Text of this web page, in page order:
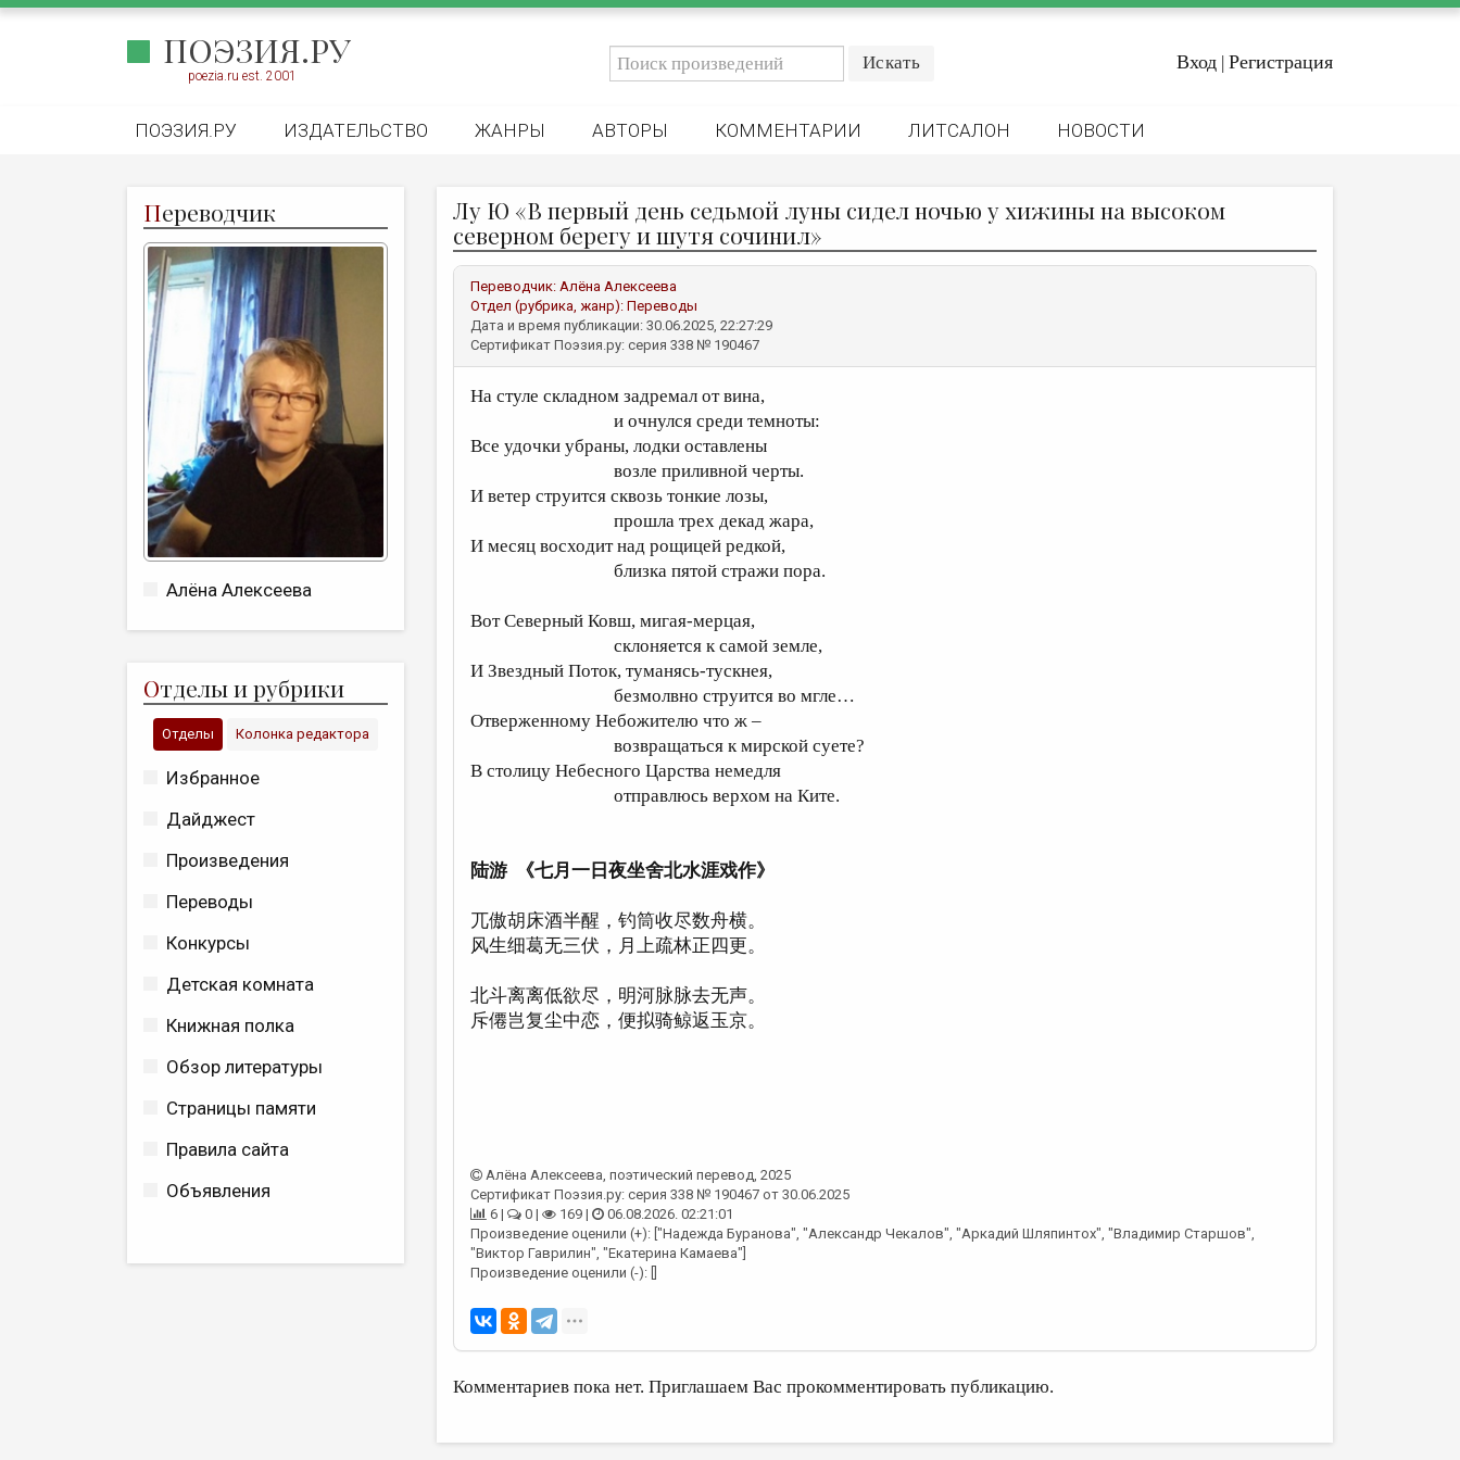
ПОЭЗИЯ.РУ
poezia.ru est. 2001
Вход | Регистрация
ПОЭЗИЯ.РУ ИЗДАТЕЛЬСТВО ЖАНРЫ АВТОРЫ КОММЕНТАРИИ ЛИТСАЛОН НОВОСТИ
Переводчик
Алёна Алексеева
Отделы и рубрики
Отделы Колонка редактора
Избранное
Дайджест
Произведения
Переводы
Конкурсы
Детская комната
Книжная полка
Обзор литературы
Страницы памяти
Правила сайта
Объявления
Лу Ю «В первый день седьмой луны сидел ночью у хижины на высоком
северном берегу и шутя сочинил»
Переводчик: Алёна Алексеева
Отдел (рубрика, жанр): Переводы
Дата и время публикации: 30.06.2025, 22:27:29
Сертификат Поэзия.ру: серия 338 № 190467
На стуле складном задремал от вина,
и очнулся среди темноты:
Все удочки убраны, лодки оставлены
возле приливной черты.
И ветер струится сквозь тонкие лозы,
прошла трех декад жара,
И месяц восходит над рощицей редкой,
близка пятой стражи пора.
Вот Северный Ковш, мигая-мерцая,
склоняется к самой земле,
И Звездный Поток, туманясь-тускнея,
безмолвно струится во мгле…
Отверженному Небожителю что ж –
возвращаться к мирской суете?
В столицу Небесного Царства немедля
отправлюсь верхом на Ките.
陆游 《七月一日夜坐舍北水涯戏作》
兀傲胡床酒半醒，钓筒收尽数舟横。
风生细葛无三伏，月上疏林正四更。
北斗离离低欲尽，明河脉脉去无声。
斥僊岂复尘中恋，便拟骑鲸返玉京。
Алёна Алексеева, поэтический перевод, 2025
Сертификат Поэзия.ру: серия 338 № 190467 от 30.06.2025
6 |
0 | 169 |
06.08.2026. 02:21:01
Произведение оценили (+): ["Надежда Буранова", "Александр Чекалов", "Аркадий Шляпинтох", "Владимир Старшов",
"Виктор Гаврилин", "Екатерина Камаева"]
Произведение оценили (-): []
Комментариев пока нет. Приглашаем Вас прокомментировать публикацию.